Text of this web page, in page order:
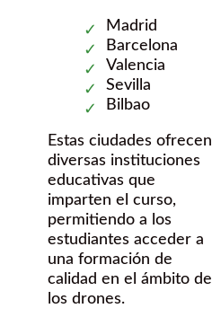
Madrid
Barcelona
Valencia
Sevilla
Bilbao
Estas ciudades ofrecen
diversas instituciones
educativas que
imparten el curso,
permitiendo a los
estudiantes acceder a
una formación de
calidad en el ámbito de
los drones.